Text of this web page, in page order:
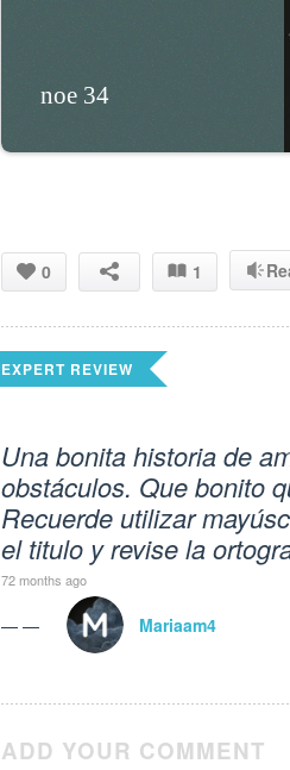
noe 34
0 1
EXPERT REVIEW
Una bonita historia de
obstáculos. Que bonito
Recuerde utilizar
el titulo y revise la
72 months ago
— — Mariaam4
ADD YOUR COMMENT